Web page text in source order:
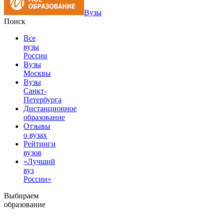
Вузы
Поиск
Все
вузы
России
Вузы
Москвы
Вузы
Санкт-
Петербурга
Дистанционное
образование
Отзывы
о вузах
Рейтинги
вузов
«Лучший
вуз
России»
Выбираем
образование